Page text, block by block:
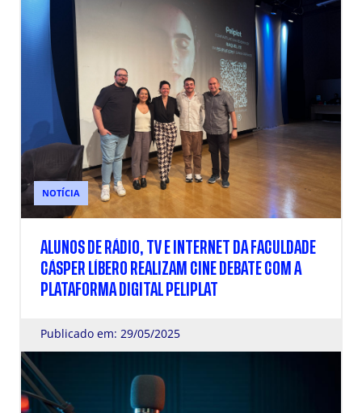
NOTÍCIA
ALUNOS DE RÁDIO, TV E INTERNET DA FACULDADE
CÁSPER LÍBERO REALIZAM CINE DEBATE COM A
PLATAFORMA DIGITAL PELIPLAT
Publicado em: 29/05/2025